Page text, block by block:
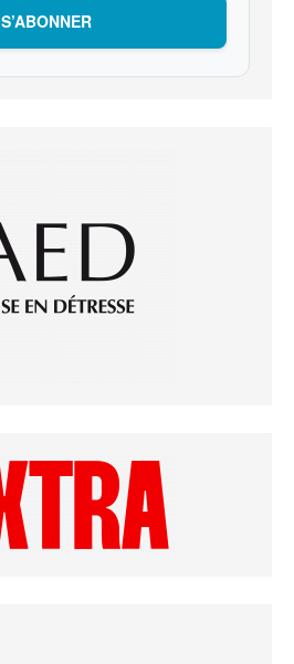
S’ABONNER